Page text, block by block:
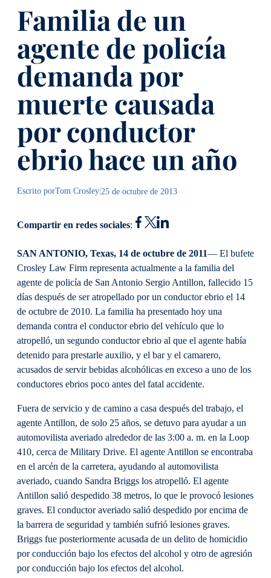
Familia de un
agente de policía
demanda por
muerte causada
por conductor
ebrio hace un año
Escrito porTom Crosley|25 de octubre de 2013
Compartir en redes sociales:
SAN ANTONIO, Texas, 14 de octubre de 2011— El bufete
Crosley Law Firm representa actualmente a la familia del
agente de policía de San Antonio Sergio Antillon, fallecido 15
días después de ser atropellado por un conductor ebrio el 14
de octubre de 2010. La familia ha presentado hoy una
demanda contra el conductor ebrio del vehículo que lo
atropelló, un segundo conductor ebrio al que el agente había
detenido para prestarle auxilio, y el bar y el camarero,
acusados de servir bebidas alcohólicas en exceso a uno de los
conductores ebrios poco antes del fatal accidente.
Fuera de servicio y de camino a casa después del trabajo, el
agente Antillon, de solo 25 años, se detuvo para ayudar a un
automovilista averiado alrededor de las 3:00 a. m. en la Loop
410, cerca de Military Drive. El agente Antillon se encontraba
en el arcén de la carretera, ayudando al automovilista
averiado, cuando Sandra Briggs los atropelló. El agente
Antillon salió despedido 38 metros, lo que le provocó lesiones
graves. El conductor averiado salió despedido por encima de
la barrera de seguridad y también sufrió lesiones graves.
Briggs fue posteriormente acusada de un delito de homicidio
por conducción bajo los efectos del alcohol y otro de agresión
por conducción bajo los efectos del alcohol.